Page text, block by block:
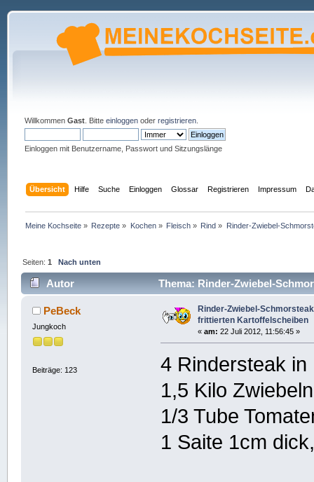
Willkommen Gast. Bitte einloggenoder registrieren.
Einloggen mit Benutzername, Passwort und Sitzungslänge
Übersicht Hilfe Suche Einloggen Glossar Registrieren Impressum
Meine Kochseite » Rezepte » Kochen» Fleisch » Rind » Rinder-Zwiebel-
Seiten:1 Nach unten
Autor Thema: Rinder-Zwiebel-
PeBeck
Jungkoch
Beiträge: 123
Rinder-Zwiebel-
frittierten Kartoffelscheiben
« am: 22 Juli 2012, 11:56:45 »
4 Rindersteak
1,5 Kilo Zwiebeln
1/3 Tube
1 Saite 1cm